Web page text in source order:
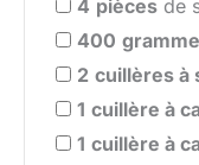
4 pièces de
400
2 cuillères à
1 cuillère à
1 cuillère à